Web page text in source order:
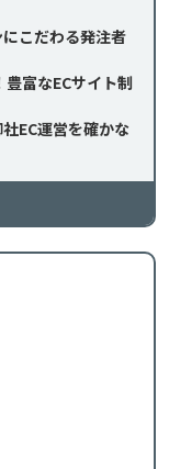
こだわる発注者
豊富なECサイト制
EC運営を確かな